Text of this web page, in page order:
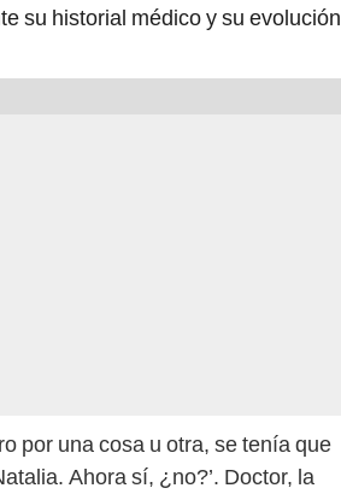
su historial médico y su evolución
por una cosa u otra, se tenía que
Ahora sí, ¿no?’. Doctor, la